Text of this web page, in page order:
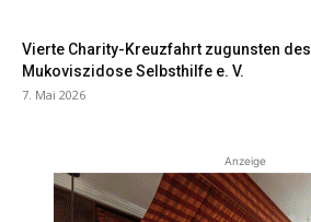
Vierte Charity-Kreuzfahrt zugunsten des
Mukoviszidose Selbsthilfe e. V.
7. Mai 2026
Anzeige